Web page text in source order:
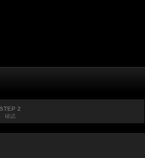
STEP 2
確認